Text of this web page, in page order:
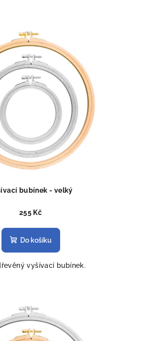
bubínek - velký
255 Kč
Do košíku
vyšívací bubínek.